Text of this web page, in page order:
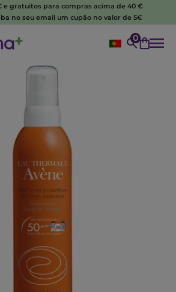
e gratuitos para compras acima de 40 €
no seu email um cupão no valor de 5€
0